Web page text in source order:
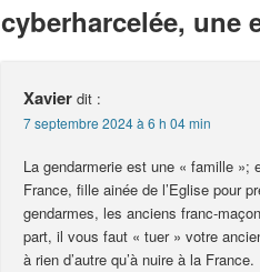
cyberharcelée, une
Xavier dit :
7 septembre 2024 à 6 h 04 min
La gendarmerie est une « famille
France, fille ainée de l’Eglise pour
gendarmes, les anciens franc-
part, il vous faut « tuer » votre
à rien d’autre qu’à nuire à la France.